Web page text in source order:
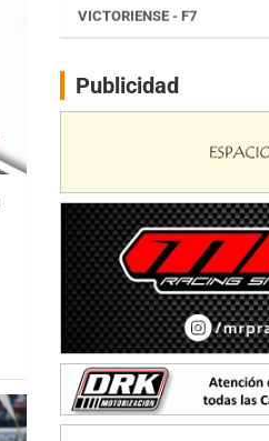
CSK - F7
NORESTE SANTAFESINO - F6
Ciudad de Avellaneda (Asfalto)
Avellaneda (Santa Fe)
SUR SANTAFESINO - F4
José Samuel Sánchez (Tierra)
Rufino (Santa Fe)
TUCUMANO - F5
Juan Navarro (Asfalto)
El Timbó (Tucumán)
Publicidad